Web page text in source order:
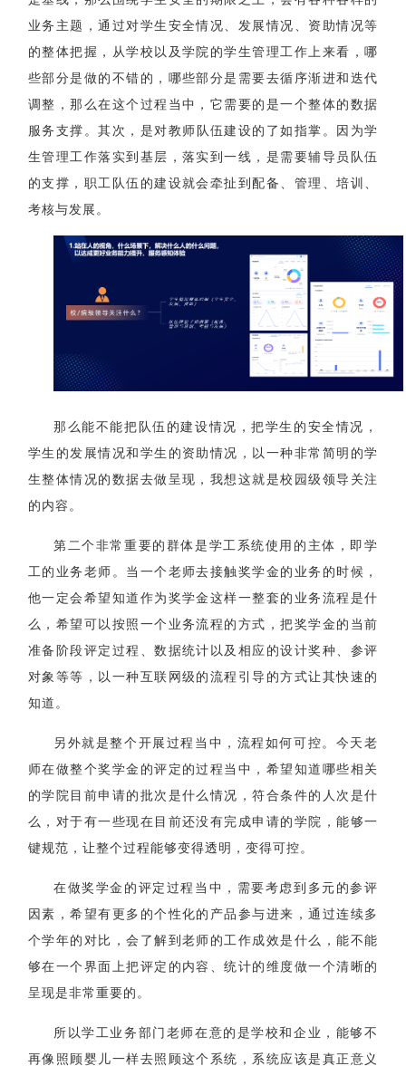
业务主题，通过对学生安全情况、发展情况、资助情况等
的整体把握，从学校以及学院的学生管理工作上来看，哪
些部分是做的不错的，哪些部分是需要去循序渐进和迭代
调整，那么在这个过程当中，它需要的是一个整体的数据
服务支撑。其次，是对教师队伍建设的了如指掌。因为学
生管理工作落实到基层，落实到一线，是需要辅导员队伍
的支撑，职工队伍的建设就会牵扯到配备、管理、培训、
考核与发展。
那么能不能把队伍的建设情况，把学生的安全情况，
学生的发展情况和学生的资助情况，以一种非常简明的学
生整体情况的数据去做呈现，我想这就是校园级领导关注
的内容。
第二个非常重要的群体是学工系统使用的主体，即学
工的业务老师。当一个老师去接触奖学金的业务的时候，
他一定会希望知道作为奖学金这样一整套的业务流程是什
么，希望可以按照一个业务流程的方式，把奖学金的当前
准备阶段评定过程、数据统计以及相应的设计奖种、参评
对象等等，以一种互联网级的流程引导的方式让其快速的
知道。
另外就是整个开展过程当中，流程如何可控。今天老
师在做整个奖学金的评定的过程当中，希望知道哪些相关
的学院目前申请的批次是什么情况，符合条件的人次是什
么，对于有一些现在目前还没有完成申请的学院，能够一
键规范，让整个过程能够变得透明，变得可控。
在做奖学金的评定过程当中，需要考虑到多元的参评
因素，希望有更多的个性化的产品参与进来，通过连续多
个学年的对比，会了解到老师的工作成效是什么，能不能
够在一个界面上把评定的内容、统计的维度做一个清晰的
呈现是非常重要的。
所以学工业务部门老师在意的是学校和企业，能够不
再像照顾婴儿一样去照顾这个系统，系统应该是真正意义